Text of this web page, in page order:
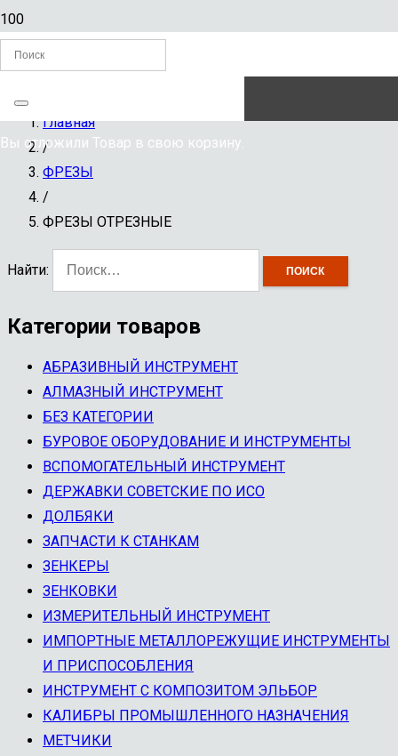
ЗАКАЗАТЬ ЗВОНОК
Вы отложили Товар в свою корзину.
Главная
/
ФРЕЗЫ
/
ФРЕЗЫ ОТРЕЗНЫЕ
Найти:
Категории товаров
АБРАЗИВНЫЙ ИНСТРУМЕНТ
АЛМАЗНЫЙ ИНСТРУМЕНТ
БЕЗ КАТЕГОРИИ
БУРОВОЕ ОБОРУДОВАНИЕ И ИНСТРУМЕНТЫ
ВСПОМОГАТЕЛЬНЫЙ ИНСТРУМЕНТ
ДЕРЖАВКИ СОВЕТСКИЕ ПО ИСО
ДОЛБЯКИ
ЗАПЧАСТИ К СТАНКАМ
ЗЕНКЕРЫ
ЗЕНКОВКИ
ИЗМЕРИТЕЛЬНЫЙ ИНСТРУМЕНТ
ИМПОРТНЫЕ МЕТАЛЛОРЕЖУЩИЕ ИНСТРУМЕНТЫ
И ПРИСПОСОБЛЕНИЯ
ИНСТРУМЕНТ С КОМПОЗИТОМ ЭЛЬБОР
КАЛИБРЫ ПРОМЫШЛЕННОГО НАЗНАЧЕНИЯ
МЕТЧИКИ